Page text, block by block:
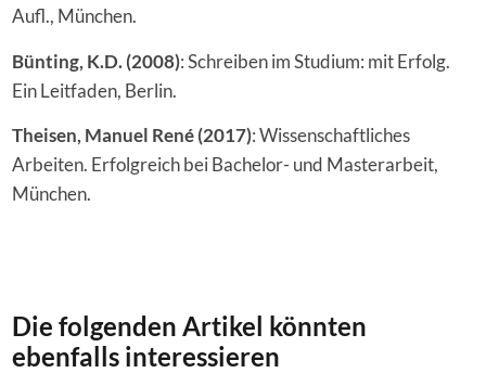
Aufl., München.
Bünting, K.D. (2008): Schreiben im Studium: mit Erfolg.
Ein Leitfaden, Berlin.
Theisen, Manuel René (2017): Wissenschaftliches
Arbeiten. Erfolgreich bei Bachelor- und Masterarbeit,
München.
Die folgenden Artikel könnten
ebenfalls interessieren